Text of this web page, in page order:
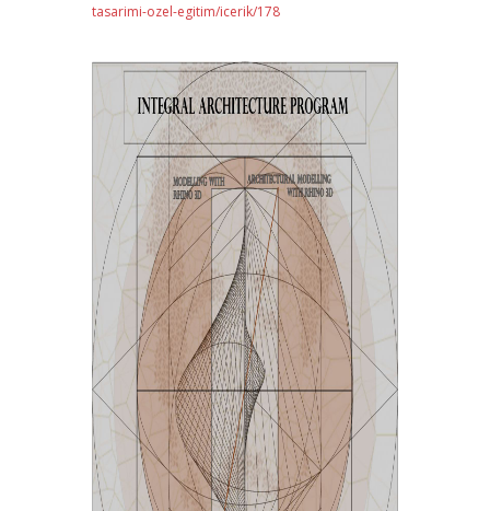
tasarimi-ozel-egitim/icerik/178